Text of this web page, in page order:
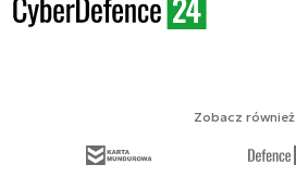
Zobacz również